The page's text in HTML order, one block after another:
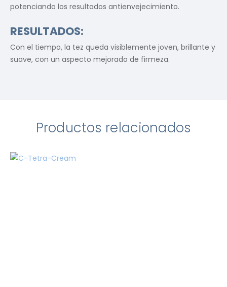
potenciando los resultados antienvejecimiento.
RESULTADOS:
Con el tiempo, la tez queda visiblemente joven, brillante y
suave, con un aspecto mejorado de firmeza.
Productos relacionados